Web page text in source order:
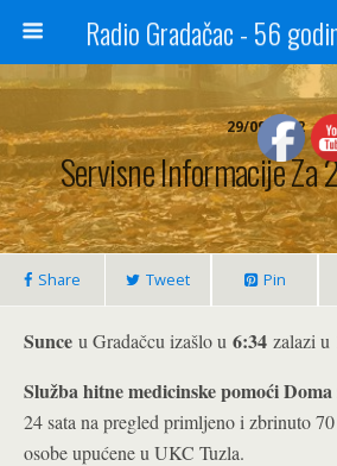
29/09/2022
Servisne Informacije
Share Tweet Pin
Sunce u Gradačcu izašlo u 6:34 zalazi u
Služba hitne medicinske pomoći
24 sata na pregled primljeno i zbrinuto
osobe upućene u UKC Tuzla.